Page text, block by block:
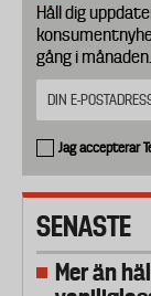
Håll dig
gång i månaden.
Jag accepterar
SENASTE
Mer än